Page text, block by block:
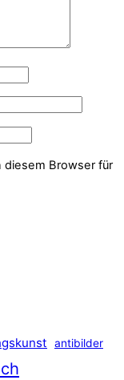
diesem Browser für
antibilder